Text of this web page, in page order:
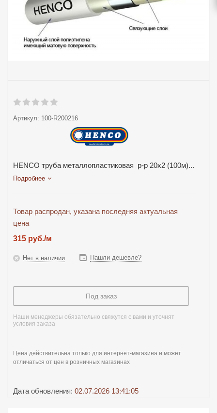
Артикул: 100-R200216
HENCO труба металлопластиковая р-р 20х2 (100м)...
Подробнее
Товар распродан, указана последняя актуальная
цена
315 руб./м
Нет в наличии Нашли дешевле?
Под заказ
Наши менеджеры обязательно свяжутся с вами и уточнят
условия заказа
Цена действительна только для интернет-магазина и может
отличаться от цен в розничных магазинах
Дата обновления: 02.07.2026 13:41:05